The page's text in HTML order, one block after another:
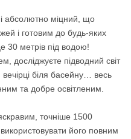
абсолютно міцний, що
і готовим до будь-яких
30 метрів під водою!
досліджуєте підводний світ
біля басейну… весь
та добре освітленим.
точніше 1500
його повним